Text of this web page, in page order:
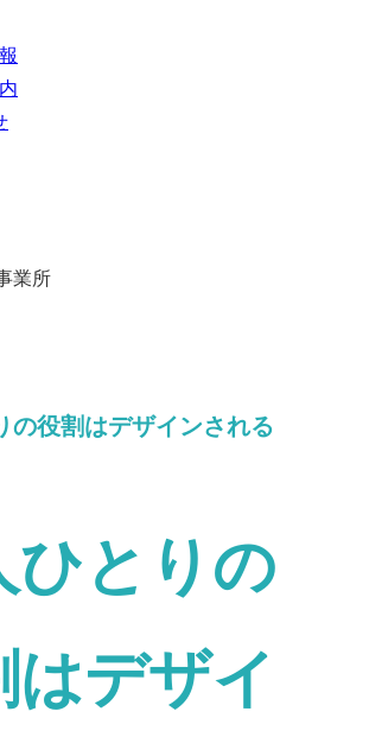
業所
の役割はデザインされる
ひとりの
はデザイ